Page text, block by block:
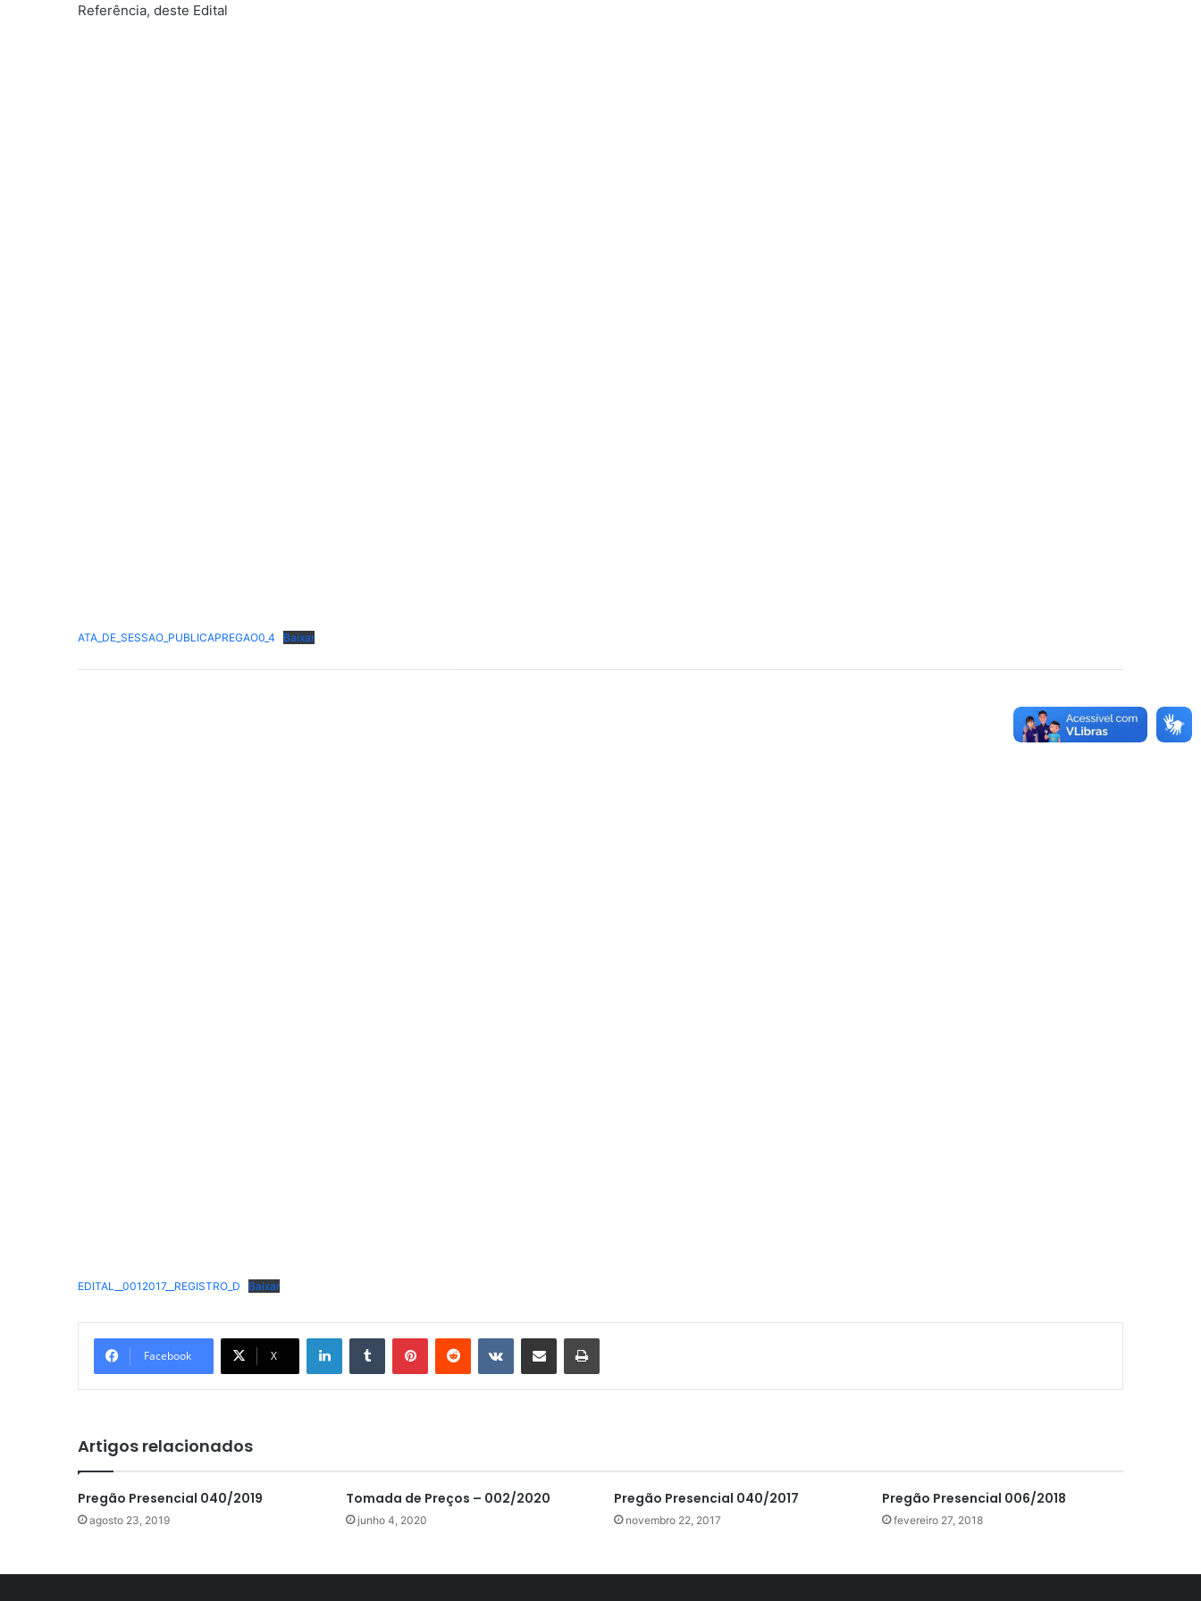
Referência, deste Edital
ATA_DE_SESSAO_PUBLICAPREGAO0_4 Baixar
EDITAL__0012017__REGISTRO_D Baixar
Facebook X
LinkedinTumblr PinterestReddit VK Compartilhar via e-mail Imprimir
Artigos relacionados
Pregão Presencial 040/2019
agosto 23, 2019
Tomada de Preços – 002/2020
junho 4, 2020
Pregão Presencial 040/2017
novembro 22, 2017
Pregão Presencial 006/2018
fevereiro 27, 2018